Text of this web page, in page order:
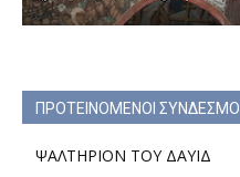
ΠΡΟΤΕΙΝΟΜΕΝΟΙ ΣΥΝΔΕΣΜΟΙ
ΨΑΛΤΗΡΙΟΝ ΤΟΥ ΔΑΥΙΔ